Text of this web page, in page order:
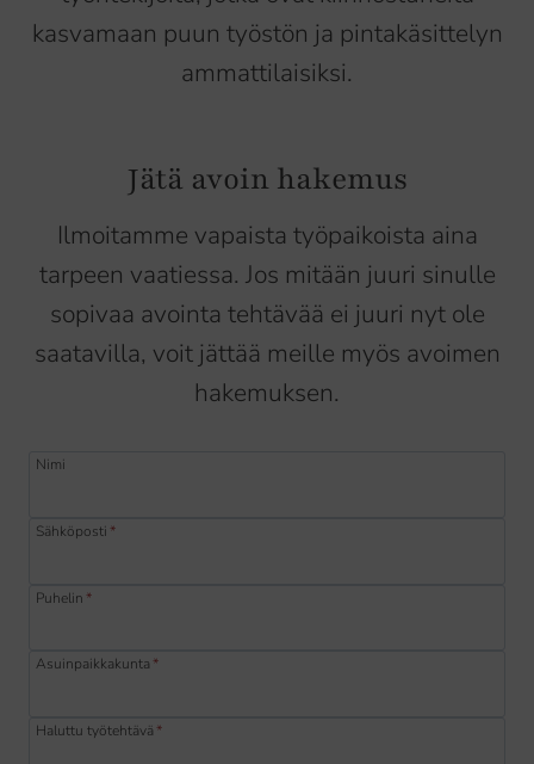
kasvamaan puun työstön ja pintakäsittelyn
ammattilaisiksi.
Jätä avoin hakemus
Ilmoitamme vapaista työpaikoista aina
tarpeen vaatiessa. Jos mitään juuri sinulle
sopivaa avointa tehtävää ei juuri nyt ole
saatavilla, voit jättää meille myös avoimen
hakemuksen.
Nimi
Sähköposti *
Puhelin *
Asuinpaikkakunta *
Haluttu työtehtävä *